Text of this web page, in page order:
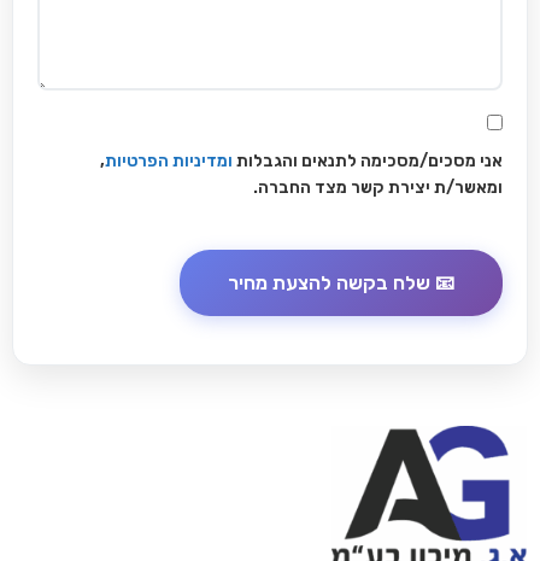
אני מסכים/מסכימה לתנאים והגבלות ומדיניות הפרטיות,
ומאשר/ת יצירת קשר מצד החברה.